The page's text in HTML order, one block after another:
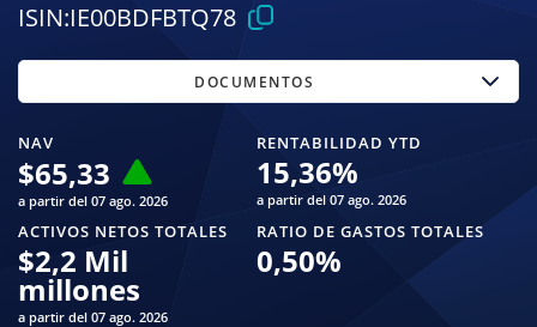
ISIN:IE00BDFBTQ78
NAV
$65,33
a partir del 07 ago. 2026
RENTABILIDAD YTD
15,36%
a partir del 07 ago. 2026
ACTIVOS NETOS TOTALES
$2,2 Mil
millones
a partir del 07 ago. 2026
RATIO DE GASTOS TOTALES
0,50%
DOCUMENTOS